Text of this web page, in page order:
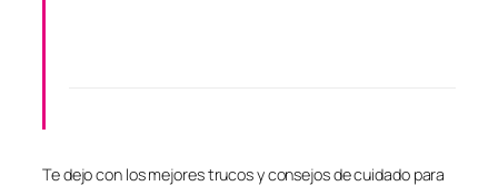
Te dejo con los mejores trucos y consejos de cuidado para